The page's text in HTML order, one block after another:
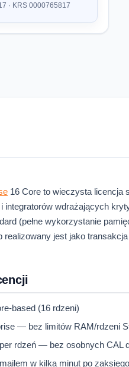
· KRS 0000765817
16 Core to wieczysta licencja
integratorów wdrażających
(pełne wykorzystanie
jest jako
based (16 rdzeni)
— bez limitów RAM/rdzeni
rdzeń — bez osobnych CAL
w kilka minut po